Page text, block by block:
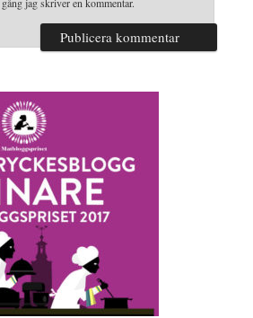
jag skriver en kommentar.